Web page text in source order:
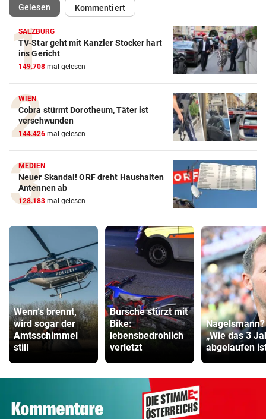
Gelesen(ausgewählt)Kommentiert
SALZBURG
TV-Star geht mit Kanzler Stocker hart
ins Gericht
149.708 mal gelesen
WIEN
Cobra stürmt Dorotheum, Täter ist
verschwunden
144.426 mal gelesen
MEDIEN
Neuer Skandal! ORF dreht Haushalten
Antennen ab
128.183 mal gelesen
Wenn‘s brennt,
wird sogar der
Amtsschimmel
still
Bursche stürzt mit
Bike:
lebensbedrohlich
verletzt
Nagelsmann?
„Wie das 3
abgelaufen